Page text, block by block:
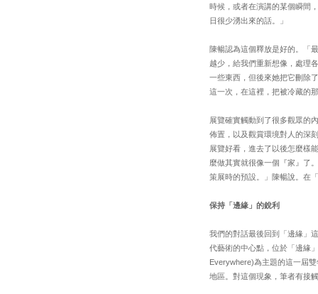
時候，或者在演講的某個瞬間
日很少湧出來的話。」
陳暢認為這個釋放是好的。「
越少，給我們重新想像，處理
一些東西，但後來她把它刪除
這一次，在這裡，把被冷藏的
展覽確實觸動到了很多觀眾的
佈置，以及觀賞環境對人的深
展覽好看，進去了以後怎麼樣
麼做其實就很像一個『家』了
策展時的預設。」陳暢說。在
保持「邊緣」的銳利
我們的對話最後回到「邊緣」
代藝術的中心點，位於「邊緣
Everywhere)為主題的這一屆
地區。對這個現象，筆者有接